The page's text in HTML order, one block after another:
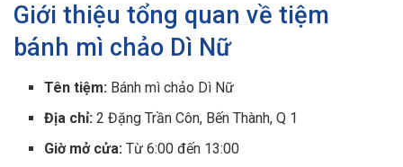
Giới thiệu tổng quan về tiệm
bánh mì chảo Dì Nữ
Tên tiệm: Bánh mì chảo Dì Nữ
Địa chỉ: 2 Đặng Trần Côn, Bến Thành, Q 1
Giờ mở cửa: Từ 6:00 đến 13:00